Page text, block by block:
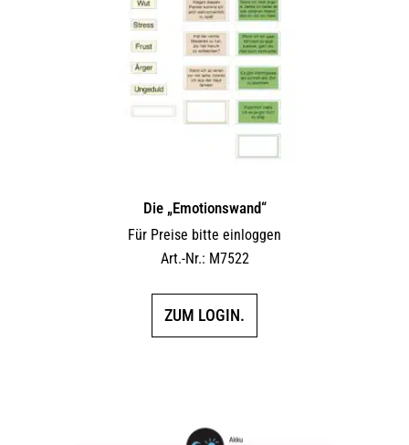
Die „Emotionswand“
Für Preise bitte einloggen
Art.-Nr.: M7522
ZUM LOGIN.